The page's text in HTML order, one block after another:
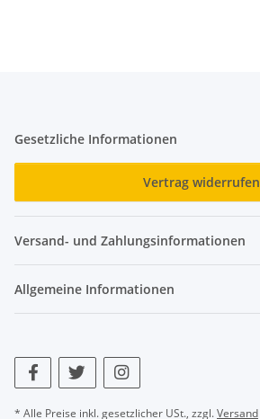
Gesetzliche Informationen
Vertrag widerrufen
Versand- und Zahlungsinformationen
Allgemeine Informationen
* Alle Preise inkl. gesetzlicher USt., zzgl.Versand